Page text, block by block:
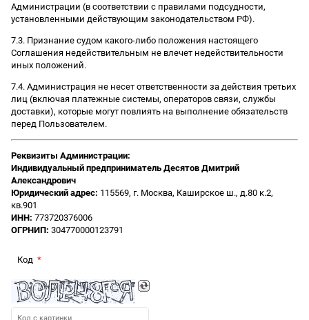
Администрации (в соответствии с правилами подсудности,
установленными действующим законодательством РФ).
7.3. Признание судом какого-либо положения настоящего
Соглашения недействительным не влечет недействительности
иных положений.
7.4. Администрация не несет ответственности за действия третьих
лиц (включая платежные системы, операторов связи, службы
доставки), которые могут повлиять на выполнение обязательств
перед Пользователем.
Реквизиты Администрации:
Индивидуальный предприниматель Десятов Дмитрий
Александрович
Юридический адрес: 115569, г. Москва, Каширское ш., д.80 к.2,
кв.901
ИНН: 773720376006
ОГРНИП: 304770000123791
Код